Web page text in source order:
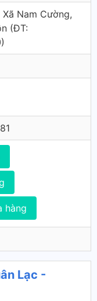
Nam Cường,
(ÐT:
hàng
Lạc -